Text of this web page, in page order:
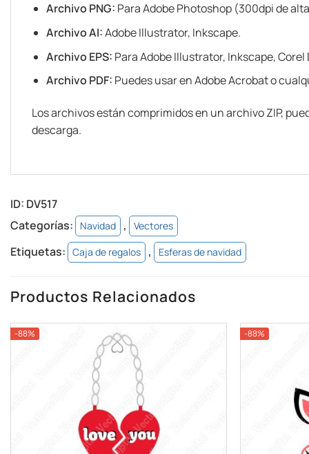
Archivo PNG: Para Adobe Photoshop (300dpi de
Archivo AI:Adobe Illustrator, Inkscape.
Archivo EPS: Para Adobe Illustrator, Inkscape, Corel
Archivo PDF: Puedes usar en Adobe Acrobat o
Los archivos están comprimidos en un archivo ZIP,
descarga.
ID: DV517
Categorías:
Navidad , Vectores
Etiquetas: Caja de regalos , Esferas de navidad
Productos Relacionados
-88% -88%